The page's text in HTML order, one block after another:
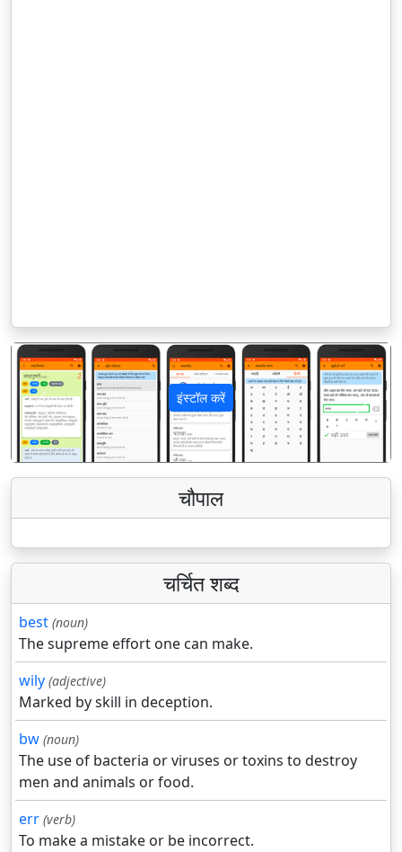
इंस्टॉल करें
पिछला अगला
चौपाल
चर्चित शब्द
best (noun)
The supreme effort one can make.
wily (adjective)
Marked by skill in deception.
bw (noun)
The use of bacteria or viruses or toxins to destroy
men and animals or food.
err (verb)
To make a mistake or be incorrect.